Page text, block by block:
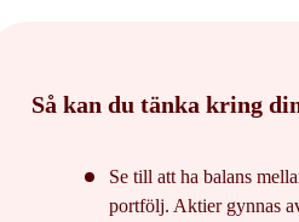
Så kan du tänka kring
Se till att ha balans
portfölj. Aktier gynnas